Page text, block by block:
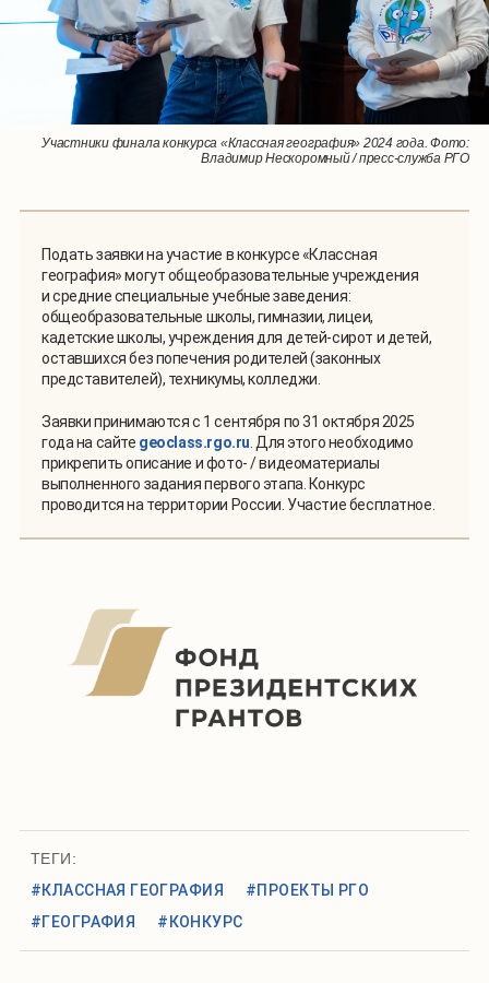
Участники финала конкурса «Классная география» 2024 года. Фото:
Владимир Нескоромный / пресс-служба РГО
Участники финала конкурса «Классная география» 2024 года. Фото:
Владимир Нескоромный / пресс-служба РГО
Подать заявки на участие в конкурсе «Классная
география» могут общеобразовательные учреждения
и средние специальные учебные заведения:
общеобразовательные школы, гимназии, лицеи,
кадетские школы, учреждения для детей-сирот и детей,
оставшихся без попечения родителей (законных
представителей), техникумы, колледжи.
Заявки принимаются с 1 сентября по 31 октября 2025
года на сайте geoclass.rgo.ru. Для этого необходимо
прикрепить описание и фото- / видеоматериалы
выполненного задания первого этапа. Конкурс
проводится на территории России. Участие бесплатное.
ТЕГИ:
#КЛАССНАЯ ГЕОГРАФИЯ
#ПРОЕКТЫ РГО
#ГЕОГРАФИЯ
#КОНКУРС